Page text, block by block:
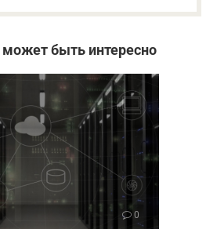
быть интересно
0